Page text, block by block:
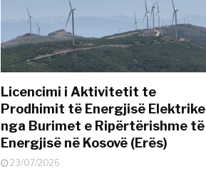
Licencimi i Aktivitetit te
Prodhimit të Energjisë Elektrike
nga Burimet e Ripërtërishme të
Energjisë në Kosovë (Erës)
23/07/2026